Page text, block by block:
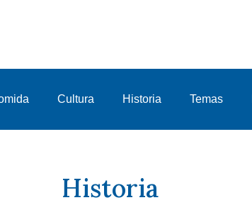
Cultura Historia Temas
Historia